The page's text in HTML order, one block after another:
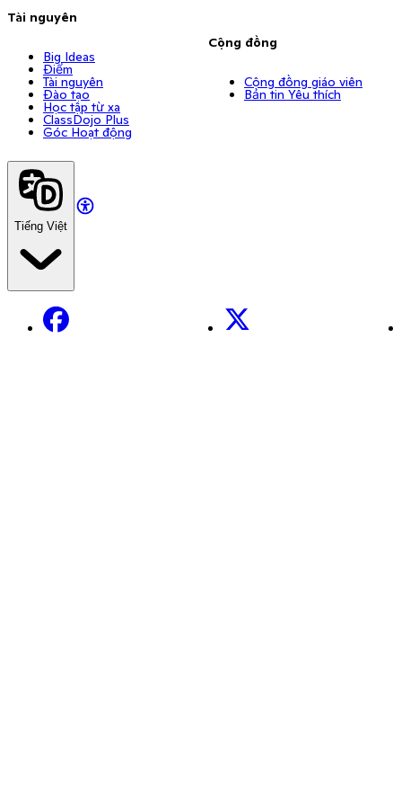
Tài nguyên
Big Ideas
Điểm
Tài nguyên
Đào tạo
Học tập từ xa
ClassDojo Plus
Góc Hoạt động
Cộng đồng
Cộng đồng giáo viên
Bản tin Yêu thích
Tiếng Việt
Facebook X